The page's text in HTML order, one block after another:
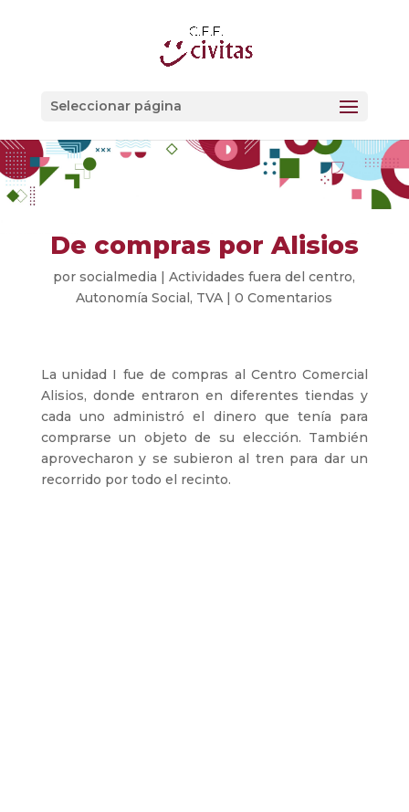
Seleccionar página
De compras por Alisios
porsocialmedia |Actividades fuera del centro,
Autonomía Social, TVA |0 Comentarios
La unidad I fue de compras al Centro Comercial
Alisios, donde entraron en diferentes tiendas y
cada uno administró el dinero que tenía para
comprarse un objeto de su elección. También
aprovecharon y se subieron al tren para dar un
recorrido por todo el recinto.